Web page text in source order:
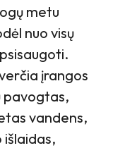
metu
nuo visų
įrangos
pavogtas,
vandens,